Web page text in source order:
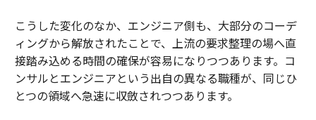
こうした変化のなか、エンジニア側も、大部分のコーデ
ィングから解放されたことで、上流の要求整理の場へ直
接踏み込める時間の確保が容易になりつつあります。コ
ンサルとエンジニアという出自の異なる職種が、同じひ
とつの領域へ急速に収斂されつつあります。